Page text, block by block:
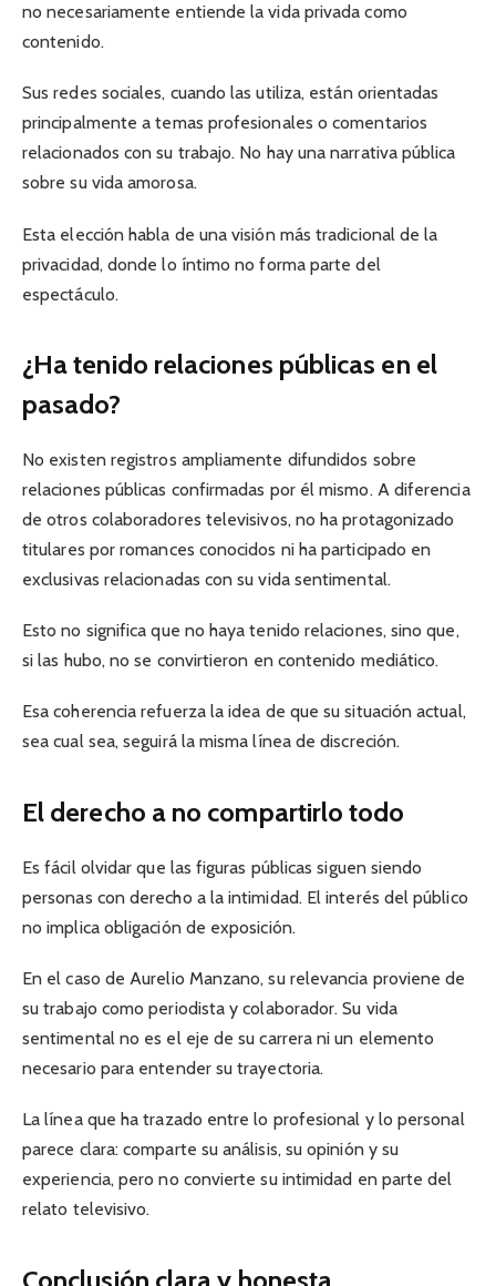
no necesariamente entiende la vida privada como
contenido.
Sus redes sociales, cuando las utiliza, están orientadas
principalmente a temas profesionales o comentarios
relacionados con su trabajo. No hay una narrativa pública
sobre su vida amorosa.
Esta elección habla de una visión más tradicional de la
privacidad, donde lo íntimo no forma parte del
espectáculo.
¿Ha tenido relaciones públicas en el
pasado?
No existen registros ampliamente difundidos sobre
relaciones públicas confirmadas por él mismo. A diferencia
de otros colaboradores televisivos, no ha protagonizado
titulares por romances conocidos ni ha participado en
exclusivas relacionadas con su vida sentimental.
Esto no significa que no haya tenido relaciones, sino que,
si las hubo, no se convirtieron en contenido mediático.
Esa coherencia refuerza la idea de que su situación actual,
sea cual sea, seguirá la misma línea de discreción.
El derecho a no compartirlo todo
Es fácil olvidar que las figuras públicas siguen siendo
personas con derecho a la intimidad. El interés del público
no implica obligación de exposición.
En el caso de Aurelio Manzano, su relevancia proviene de
su trabajo como periodista y colaborador. Su vida
sentimental no es el eje de su carrera ni un elemento
necesario para entender su trayectoria.
La línea que ha trazado entre lo profesional y lo personal
parece clara: comparte su análisis, su opinión y su
experiencia, pero no convierte su intimidad en parte del
relato televisivo.
Conclusión clara y honesta